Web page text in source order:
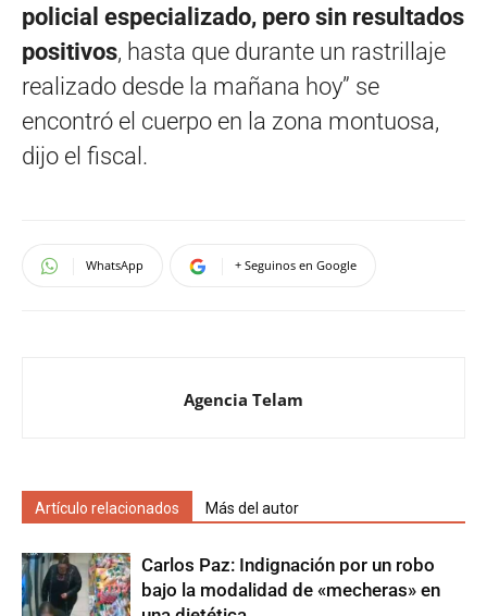
policial especializado, pero sin resultados
positivos, hasta que durante un rastrillaje
realizado desde la mañana hoy” se
encontró el cuerpo en la zona montuosa,
dijo el fiscal.
WhatsApp + Seguinos en Google
Agencia Telam
Artículo relacionados Más del autor
Carlos Paz: Indignación por un robo
bajo la modalidad de «mecheras» en